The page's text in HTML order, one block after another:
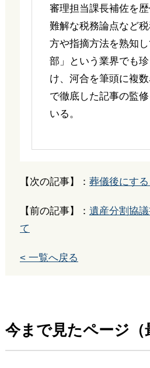
審理担当課長補佐を歴
難解な税務論点など
方や指摘方法を熟知
部」という業界でも
け、河合を筆頭に複
で徹底した記事の監
いる。
【次の記事】： 葬儀後にす
【前の記事】： 遺産分割協
て
< 一覧へ戻る
今まで見たページ（